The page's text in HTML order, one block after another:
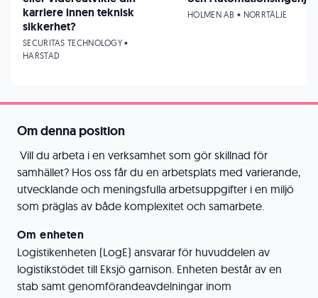
Om denna position
Vill du arbeta i en verksamhet som gör skillnad för
samhället? Hos oss får du en arbetsplats med varierande,
utvecklande och meningsfulla arbetsuppgifter i en miljö
som präglas av både komplexitet och samarbete.
Omenheten
Logistikenheten (LogE) ansvarar för huvuddelen av
logistikstödet till Eksjö garnison. Enheten består av en
stab samt genomförandeavdelningar inom
karriere innen teknisk
sikkerhet?
SECURITAS TECHNOLOGY •
HARSTAD
HOLMEN AB • NORRTÄLJE